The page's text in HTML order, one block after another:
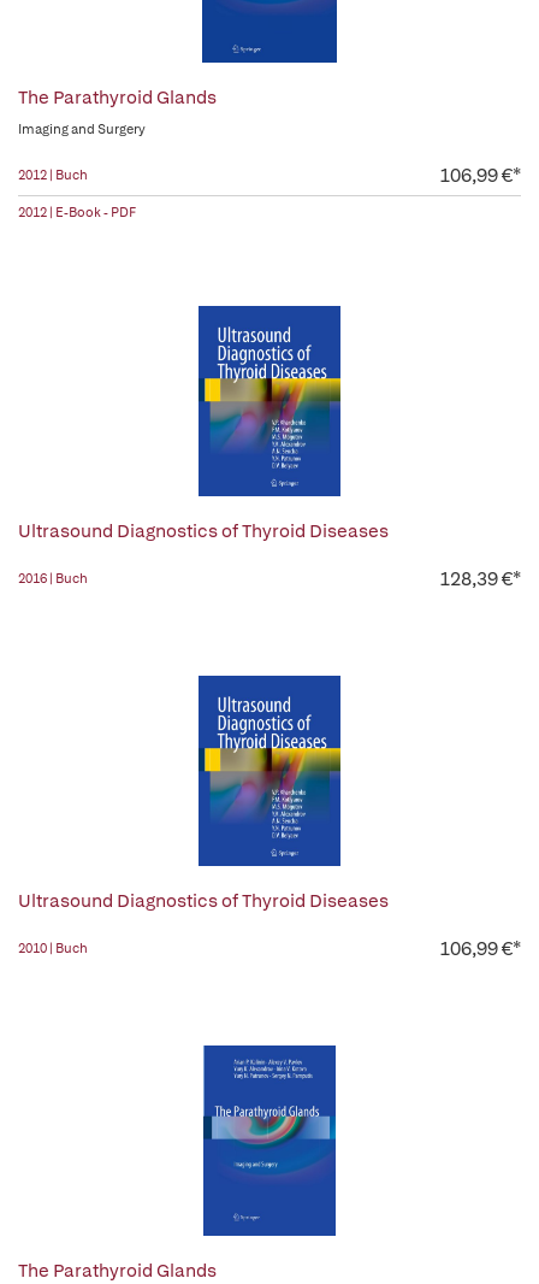
The Parathyroid Glands
Imaging and Surgery
2012 | Buch 106,99 €*
2012 | E-Book - PDF
Ultrasound Diagnostics of Thyroid Diseases
2016 | Buch 128,39 €*
Ultrasound Diagnostics of Thyroid Diseases
2010 | Buch 106,99 €*
The Parathyroid Glands